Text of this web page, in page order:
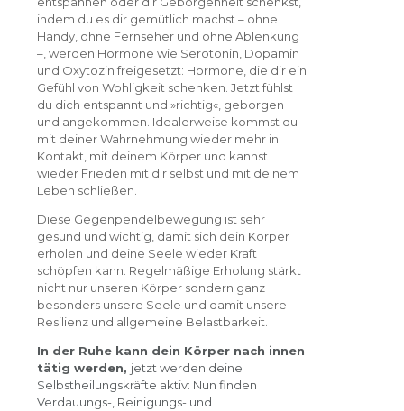
indem du es dir gemütlich machst – ohne
Handy, ohne Fernseher und ohne Ablenkung
–, werden Hormone wie Serotonin, Dopamin
und Oxytozin freigesetzt: Hormone, die dir ein
Gefühl von Wohligkeit schenken. Jetzt fühlst
du dich entspannt und »richtig«, geborgen
und angekommen. Idealerweise kommst du
mit deiner Wahrnehmung wieder mehr in
Kontakt, mit deinem Körper und kannst
wieder Frieden mit dir selbst und mit deinem
Leben schließen.
Diese Gegenpendelbewegung ist sehr
gesund und wichtig, damit sich dein Körper
erholen und deine Seele wieder Kraft
schöpfen kann. Regelmäßige Erholung stärkt
nicht nur unseren Körper sondern ganz
besonders unsere Seele und damit unsere
Resilienz und allgemeine Belastbarkeit.
In der Ruhe kann dein Körper nach innen
tätig werden, jetzt werden deine
Selbstheilungskräfte aktiv: Nun finden
Verdauungs-, Reinigungs- und